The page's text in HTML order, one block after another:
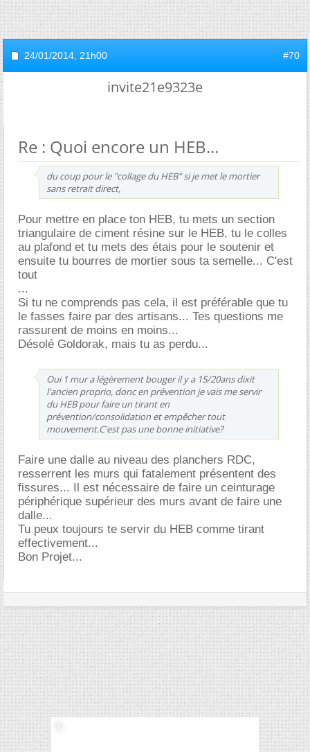
24/01/2014, 21h00 #70
invite21e9323e
Re : Quoi encore un HEB...
du coup pour le "collage du HEB" si je met le mortier
sans retrait direct,
Pour mettre en place ton HEB, tu mets un section
triangulaire de ciment résine sur le HEB, tu le colles
au plafond et tu mets des étais pour le soutenir et
ensuite tu bourres de mortier sous ta semelle... C'est
tout
...
Si tu ne comprends pas cela, il est préférable que tu
le fasses faire par des artisans... Tes questions me
rassurent de moins en moins...
Désolé Goldorak, mais tu as perdu...
Oui 1 mur a légèrement bouger il y a 15/20ans dixit
l'ancien proprio, donc en prévention je vais me servir
du HEB pour faire un tirant en
prévention/consolidation et empêcher tout
mouvement.C'est pas une bonne initiative?
Faire une dalle au niveau des planchers RDC,
resserrent les murs qui fatalement présentent des
fissures... Il est nécessaire de faire un ceinturage
périphérique supérieur des murs avant de faire une
dalle...
Tu peux toujours te servir du HEB comme tirant
effectivement...
Bon Projet...